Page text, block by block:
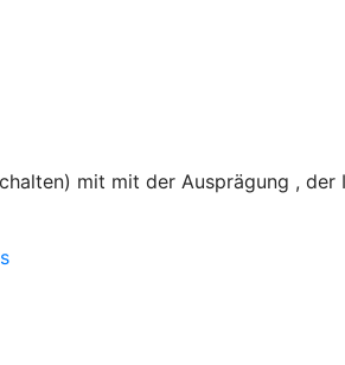
mit mit der Ausprägung ,